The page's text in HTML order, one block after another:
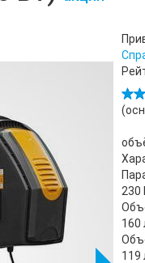
230
160
119